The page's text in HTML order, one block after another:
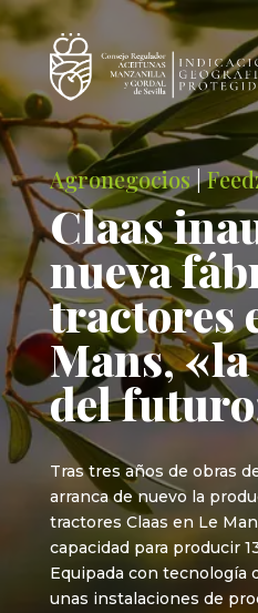
Agronegocios|
Claas
nueva
tractores
Mans,
del
Tras tres años de obras
arranca de nuevo la
tractores Claas en Le
capacidad para producir
Equipada con tecnología
unas instalaciones de